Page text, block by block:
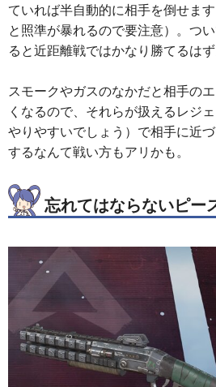
ていれば半自動的に相手を倒せま
と照準が暴れるので要注意）。つ
ると近距離戦ではかなり勝てるはず
スモークやガスのなかだと相手の
くなるので、それらが扱えるレジ
やりやすいでしょう）で相手に近
するなんて戦い方もアリかも。
忘れてはならないピー